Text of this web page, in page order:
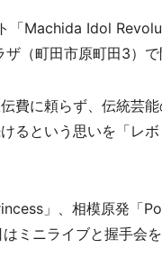
「Machida Idol
（町田市原町田3）で
費に頼らず、伝統芸
るという思いを「レボ
」、相模原発「
ミニライブと握手会を